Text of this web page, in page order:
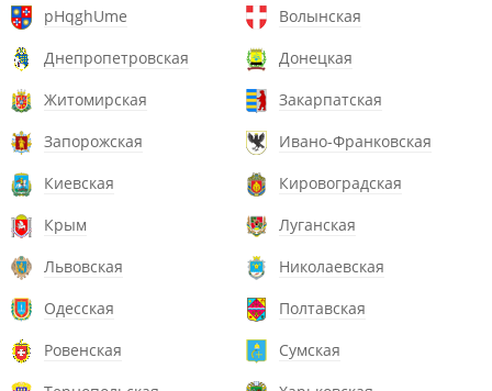
pHqghUme
Волынская
Днепропетровская
Донецкая
Житомирская
Закарпатская
Запорожская
Ивано-Франковская
Киевская
Кировоградская
Крым
Луганская
Львовская
Николаевская
Одесская
Полтавская
Ровенская
Сумская